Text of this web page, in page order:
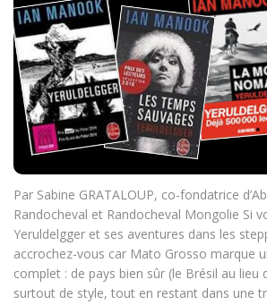
Par Sabine GRATALOUP, co-fondatrice
Randocheval et Randocheval Mongolie Si
Yeruldelgger et ses aventures dans les
accrochez-vous car Mato Grosso marque
complet : de pays bien sûr (le Brésil au lieu
surtout de style, tout en restant dans une